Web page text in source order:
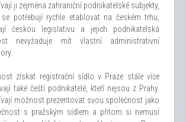
ji zejména zahraniční podnikatelské subjekty,
se potřebují rychle etablovat na českém trhu,
českou legislativu a jejich podnikatelská
nevyžaduje mít vlastní administrativní
získat registrační sídlo v Praze stále více
také čeští podnikatelé, kteří nejsou z Prahy.
možnost prezentovat svou společnost jako
s pražským sídlem a přitom si nemusí